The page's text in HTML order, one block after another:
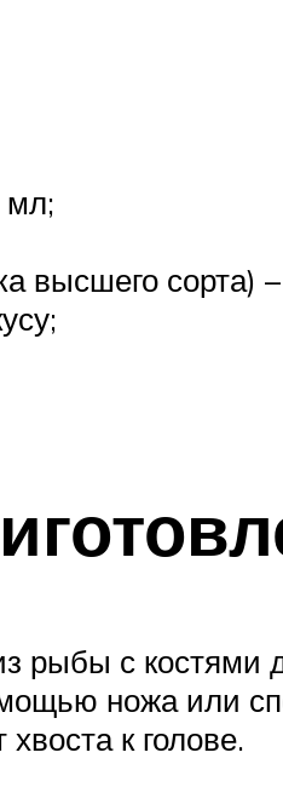
мл;
высшего сорта)
рыбы с костями
ножа или
к голове.